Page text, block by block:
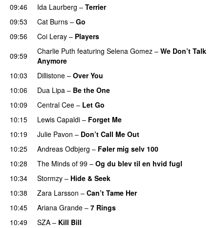
09:46 Ida Laurberg – Terrier
09:53 Cat Burns – Go
09:56 Coi Leray – Players
09:59 Charlie Puth featuring Selena Gomez – We Don’t Talk
Anymore
10:03
Dillistone – Over You
10:06
Dua Lipa – Be the One
10:09 Central Cee – Let Go
10:15
Lewis Capaldi – Forget Me
10:19
Julie Pavon – Don’t Call Me Out
10:25 Andreas Odbjerg – Føler mig selv 100
10:28
The Minds of 99 – Og du blev til en hvid fugl
10:34
Stormzy – Hide & Seek
10:38
Zara Larsson – Can’t Tame Her
10:45
Ariana Grande – 7 Rings
10:49
SZA – Kill Bill